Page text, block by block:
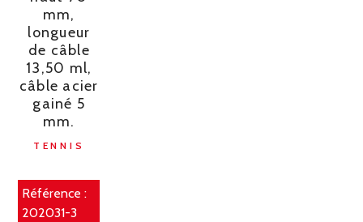
mm,
longueur
de câble
13,50 ml,
câble acier
gainé 5
mm.
TENNIS
Référence :
202031-3